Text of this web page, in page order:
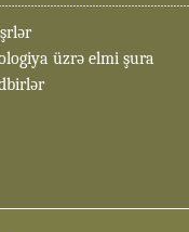
üzrə elmi şura